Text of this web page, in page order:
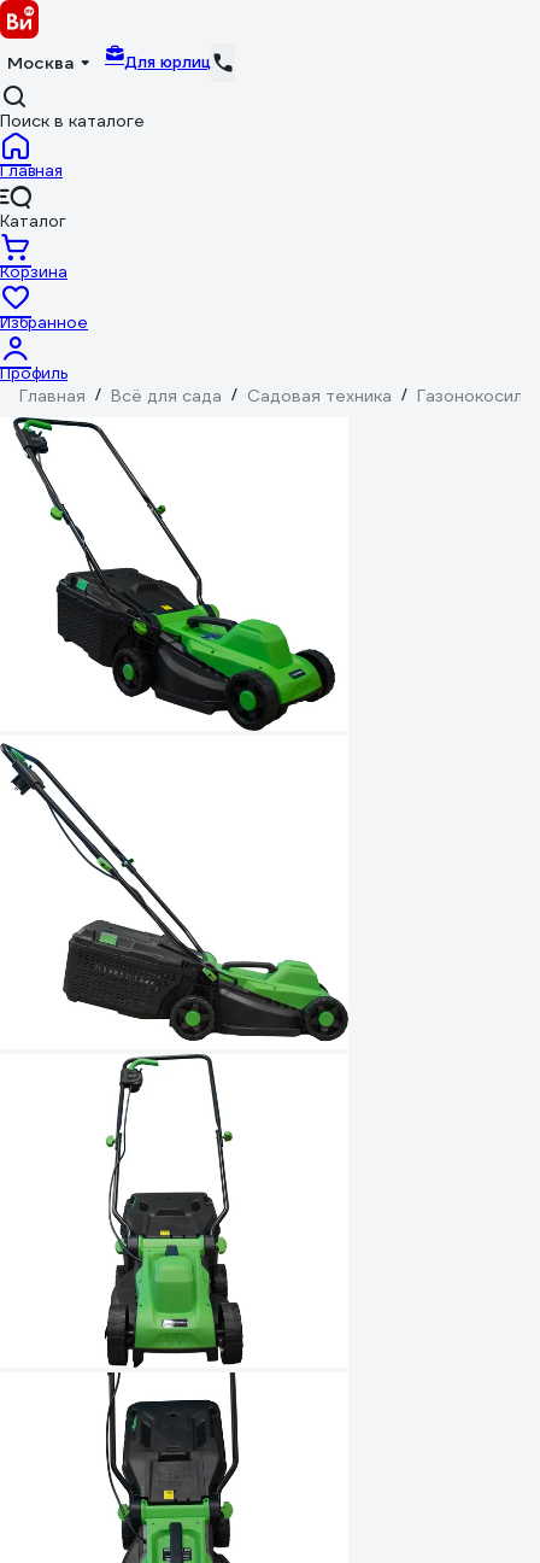
Москва Для юрлиц
Поиск в каталоге
Главная
Каталог
Корзина
Избранное
Профиль
Главная / Всё для сада / Садовая техника / Газонокосилки